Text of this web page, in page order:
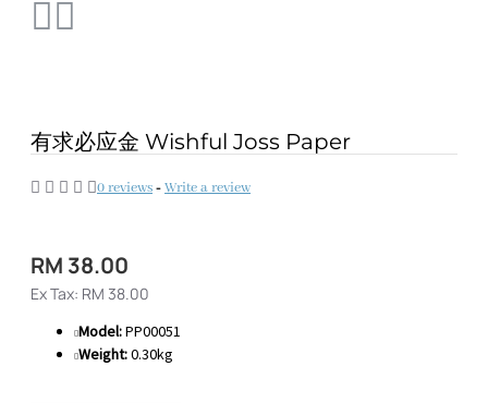
有求必应金 Wishful Joss Paper
0 reviews-Write a review
RM 38.00
Ex Tax: RM 38.00
Model:PP00051
Weight:0.30kg